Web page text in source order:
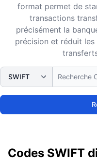
format permet de
transactions
précisément la
précision et réduit
Codes SWIFT